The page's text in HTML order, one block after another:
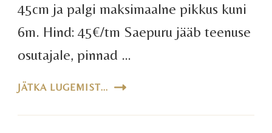
45cm ja palgi maksimaalne pikkus kuni
6m. Hind: 45€/tm Saepuru jääb teenuse
osutajale, pinnad …
JÄTKA LUGEMIST...